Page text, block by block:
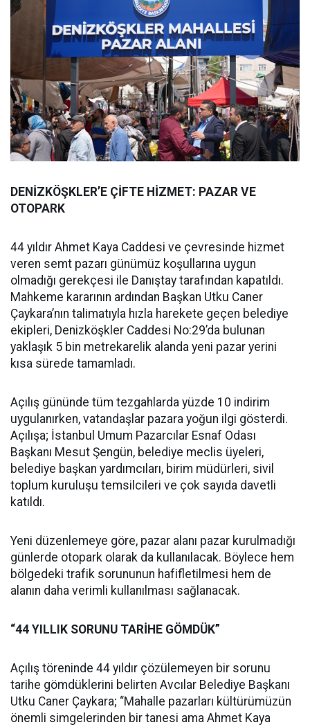
DENİZKÖŞKLER’E ÇİFTE HİZMET: PAZAR VE
OTOPARK
44 yıldır Ahmet Kaya Caddesi ve çevresinde hizmet
veren semt pazarı günümüz koşullarına uygun
olmadığı gerekçesi ile Danıştay tarafından kapatıldı.
Mahkeme kararının ardından Başkan Utku Caner
Çaykara’nın talimatıyla hızla harekete geçen belediye
ekipleri, Denizköşkler Caddesi No:29’da bulunan
yaklaşık 5 bin metrekarelik alanda yeni pazar yerini
kısa sürede tamamladı.
Açılış gününde tüm tezgahlarda yüzde 10 indirim
uygulanırken, vatandaşlar pazara yoğun ilgi gösterdi.
Açılışa; İstanbul Umum Pazarcılar Esnaf Odası
Başkanı Mesut Şengün, belediye meclis üyeleri,
belediye başkan yardımcıları, birim müdürleri, sivil
toplum kuruluşu temsilcileri ve çok sayıda davetli
katıldı.
Yeni düzenlemeye göre, pazar alanı pazar kurulmadığı
günlerde otopark olarak da kullanılacak. Böylece hem
bölgedeki trafik sorununun hafifletilmesi hem de
alanın daha verimli kullanılması sağlanacak.
“44 YILLIK SORUNU TARİHE GÖMDÜK”
Açılış töreninde 44 yıldır çözülemeyen bir sorunu
tarihe gömdüklerini belirten Avcılar Belediye Başkanı
Utku Caner Çaykara; “Mahalle pazarları kültürümüzün
önemli simgelerinden bir tanesi ama Ahmet Kaya